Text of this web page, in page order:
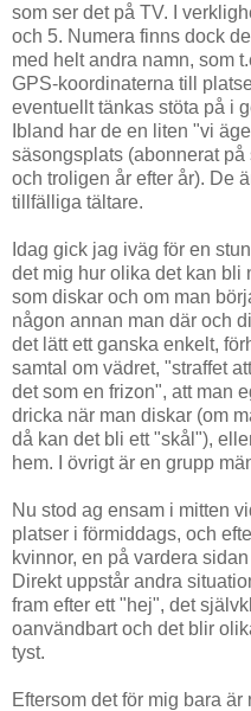
som ser det på TV. I
och 5. Numera finns dock
med helt andra namn, som
GPS-koordinaterna till
eventuellt tänkas stöta på i
Ibland har de en liten "vi
säsongsplats (abonnerat
och troligen år efter år). De
tillfälliga tältare.
Idag gick jag iväg för en
det mig hur olika det kan bli
som diskar och om man
någon annan man där och
det lätt ett ganska enkelt,
samtal om vädret, "straffet
det som en frizon", att man
dricka när man diskar (om
då kan det bli ett "skål"),
hem. I övrigt är en grupp
Nu stod ag ensam i mitten
platser i förmiddags, och
kvinnor, en på vardera
Direkt uppstår andra
fram efter ett "hej", det
oanvändbart och det blir
tyst.
Eftersom det för mig bara